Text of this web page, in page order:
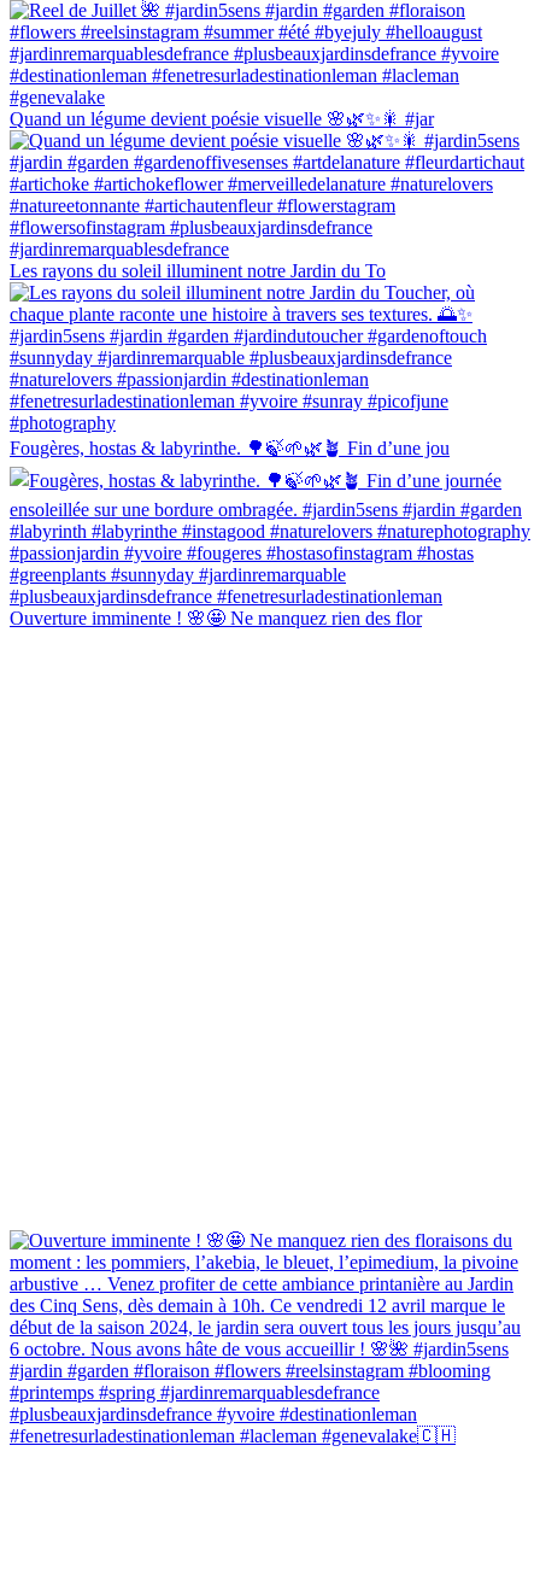
Quand un légume devient poésie visuelle 🌸🌿✨🎇 #jar
Les rayons du soleil illuminent notre Jardin du To
Fougères, hostas & labyrinthe. 🌳🍃🌱🌿🪴 Fin d’une jou
Ouverture imminente ! 🌸🤩 Ne manquez rien des flor